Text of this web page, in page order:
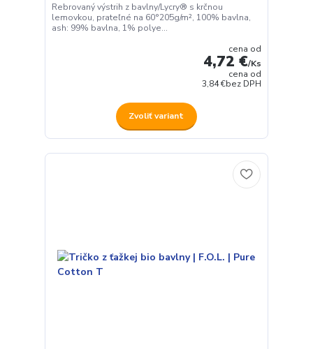
Rebrovaný výstrih z bavlny/Lycry® s krčnou
lemovkou, prateľné na 60°205g/m², 100% bavlna,
ash: 99% bavlna, 1% polye...
cena od
4,72 €/Ks
cena od
3,84 €bez DPH
Zvoliť variant